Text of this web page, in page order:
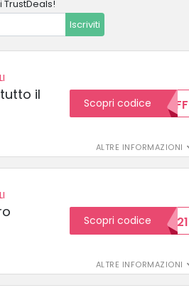
Iscriviti
il
ALTRE INFORMAZIONI
Scopri codice 10OFF
ALTRE INFORMAZIONI
Scopri codice
15SCONTO2021